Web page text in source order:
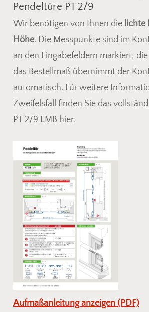
Pendeltüre PT 2/9
Wir benötigen von Ihnen die lichte
Höhe. Die Messpunkte sind im
an den Eingabefeldern markiert;
das Bestellmaß übernimmt der
automatisch. Für weitere
Zweifelsfall finden Sie das
PT 2/9 LMB hier:
Aufmaßanleitung anzeigen (PDF)